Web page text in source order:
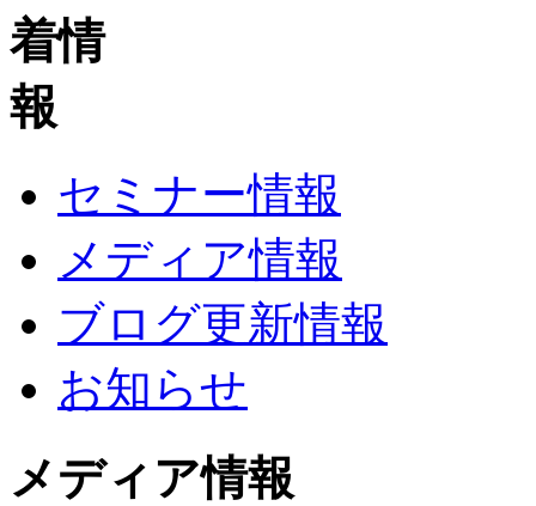
セミナー情報
メディア情報
ブログ更新情報
お知らせ
メディア情報